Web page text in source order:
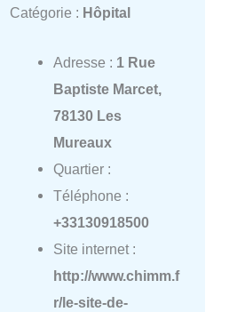
Catégorie : Hôpital
Adresse : 1 Rue
Baptiste Marcet,
78130 Les
Mureaux
Quartier :
Téléphone :
+33130918500
Site internet :
http://www.chimm.f
r/le-site-de-